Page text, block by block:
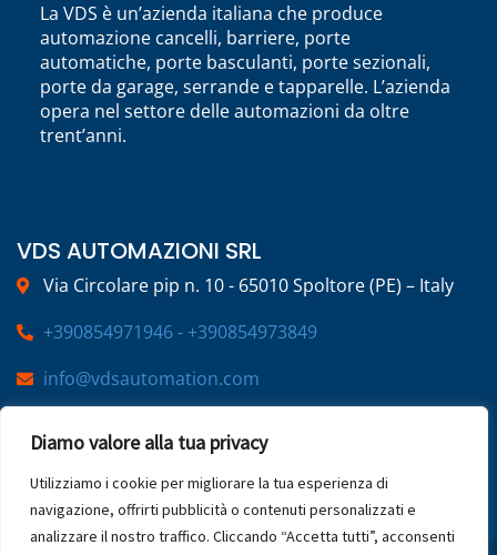
Diamo valore alla tua privacy
Utilizziamo i cookie per migliorare la tua esperienza di
navigazione, offrirti pubblicità o contenuti personalizzati e
analizzare il nostro traffico. Cliccando “Accetta tutti”, acconsenti
La VDS è un’azienda italiana che produce
automazione cancelli, barriere, porte
automatiche, porte basculanti, porte sezionali,
porte da garage, serrande e tapparelle. L’azienda
opera nel settore delle automazioni da oltre
trent’anni.
VDS AUTOMAZIONI SRL
Via Circolare pip n. 10 - 65010 Spoltore (PE) – Italy
+390854971946 - +390854973849
info@vdsautomation.com
SOCIAL